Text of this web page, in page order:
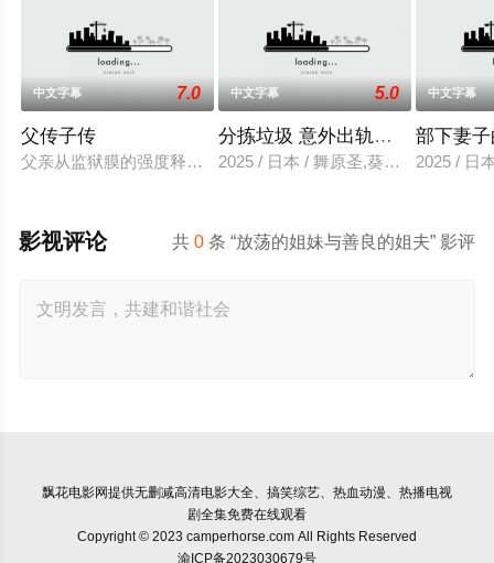
中文字幕 7.0
父传子传
父亲从监狱膜的强度释放，并在六年内回国包含的故事单独
中文字幕 5.0
分拣垃圾 意外出轨性爱
2025 / 日本 / 舞原圣,葵悠太
中文字幕
部下妻
2025 / 日
共0 条 “放荡的姐妹与善良的姐夫” 影评
影视评论
飘花电影网提供无删减高清电影大全、搞笑综艺、热血动漫、热播电视
剧全集免费在线观看
Copyright © 2023 camperhorse.com All Rights Reserved
渝ICP备2023030679号